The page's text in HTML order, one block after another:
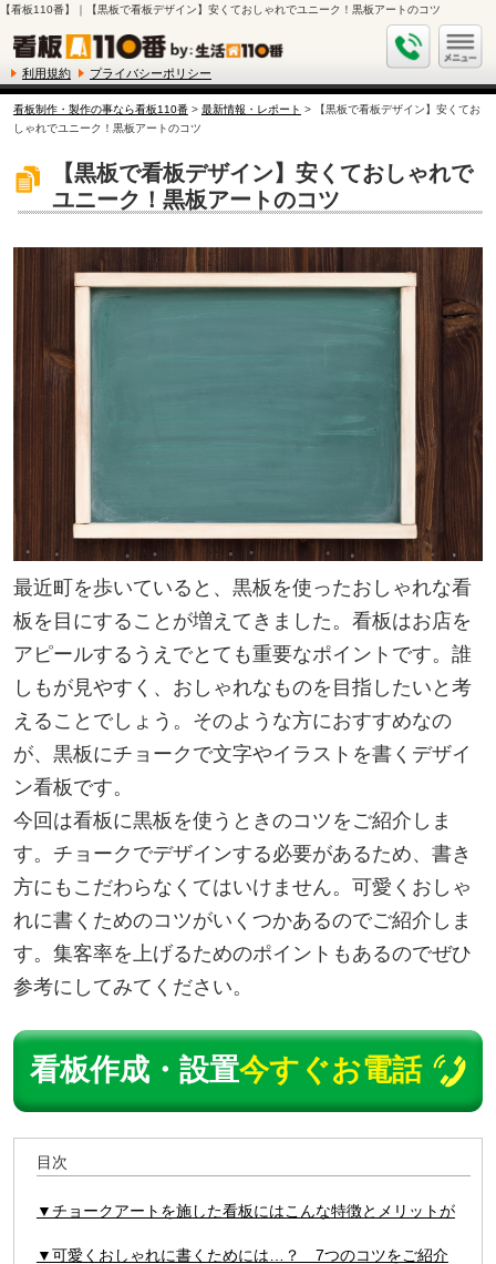
【看板110番】｜【黒板で看板デザイン】安くておしゃれでユニーク！黒板アートのコツ
利用規約 プライバシーポリシー
看板制作・製作の事なら看板110番> 最新情報・レポート > 【黒板で看板デザイン】安くてお
しゃれでユニーク！黒板アートのコツ
【黒板で看板デザイン】安くておしゃれで
ユニーク！黒板アートのコツ
最近町を歩いていると、黒板を使ったおしゃれな看
板を目にすることが増えてきました。看板はお店を
アピールするうえでとても重要なポイントです。誰
しもが見やすく、おしゃれなものを目指したいと考
えることでしょう。そのような方におすすめなの
が、黒板にチョークで文字やイラストを書くデザイ
ン看板です。
今回は看板に黒板を使うときのコツをご紹介しま
す。チョークでデザインする必要があるため、書き
方にもこだわらなくてはいけません。可愛くおしゃ
れに書くためのコツがいくつかあるのでご紹介しま
す。集客率を上げるためのポイントもあるのでぜひ
参考にしてみてください。
看板作成・設置今すぐお電話
目次
▼チョークアートを施した看板にはこんな特徴とメリットが
▼可愛くおしゃれに書くためには…？ 7つのコツをご紹介